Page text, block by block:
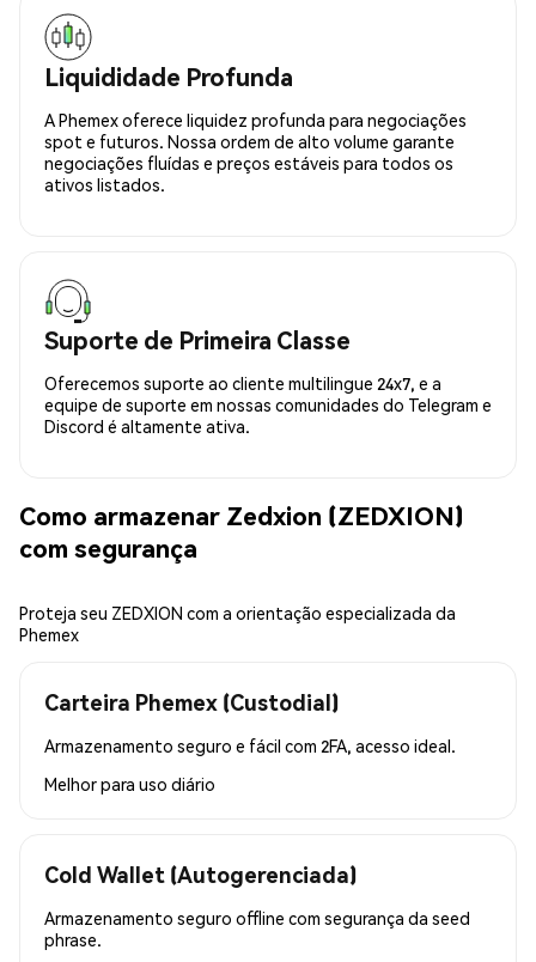
Liquididade Profunda
A Phemex oferece liquidez profunda para negociações
spot e futuros. Nossa ordem de alto volume garante
negociações fluídas e preços estáveis para todos os
ativos listados.
Suporte de Primeira Classe
Oferecemos suporte ao cliente multilingue 24x7, e a
equipe de suporte em nossas comunidades do Telegram e
Discord é altamente ativa.
Como armazenar Zedxion (ZEDXION)
com segurança
Proteja seu ZEDXION com a orientação especializada da
Phemex
Carteira Phemex (Custodial)
Armazenamento seguro e fácil com 2FA, acesso ideal.
Melhor para uso diário
Cold Wallet (Autogerenciada)
Armazenamento seguro offline com segurança da seed
phrase.